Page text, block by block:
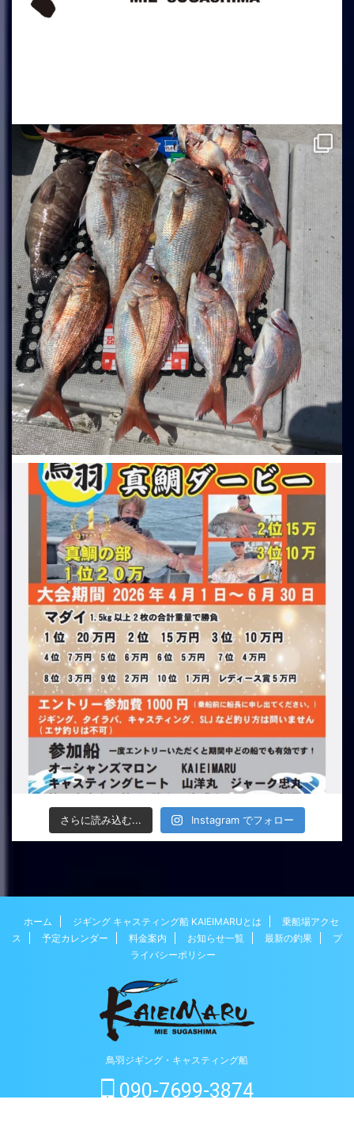
さらに読み込む... Instagram でフォロー
ホーム ジギング キャスティング船 KAIEIMARUとは
乗船場アクセ
ス
予定カレンダー 料金案内 お知らせ一覧 最新の釣果
プ
ライバシーポリシー
鳥羽ジギング・キャスティング船
090-7699-3874